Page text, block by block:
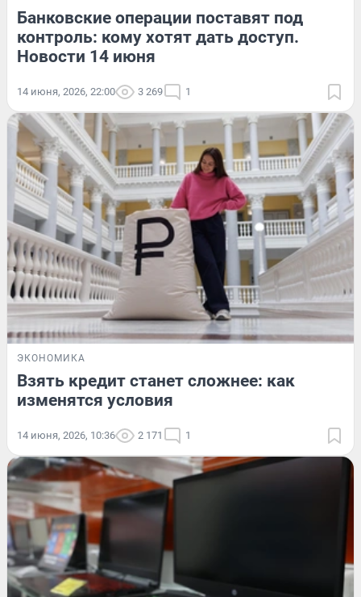
Банковские операции поставят под
контроль: кому хотят дать доступ.
Новости 14 июня
14 июня, 2026, 22:00 3 269 1
ЭКОНОМИКА
Взять кредит станет сложнее: как
изменятся условия
14 июня, 2026, 10:36 2 171 1